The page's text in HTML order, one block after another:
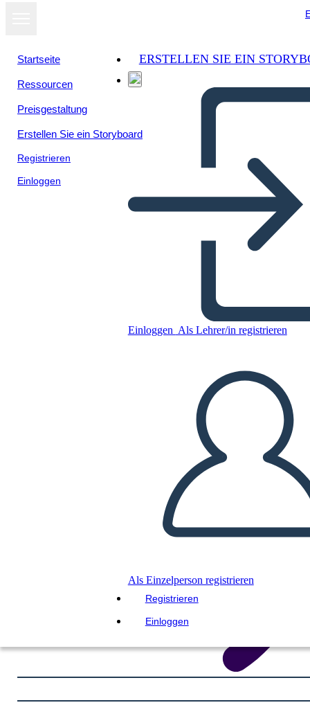
Startseite
Ressourcen
Preisgestaltung
Erstellen Sie ein Storyboard
Registrieren
Einloggen
ERSTELLEN SIE EIN
Einloggen Als Lehrer/in registrieren
Als Einzelperson registrieren
Registrieren
Einloggen
Concept Model Template
Kopieren Sie dieses Storyboard
ERSTELLEN SIE EIN STORYBOARD
LIES MIR VOR